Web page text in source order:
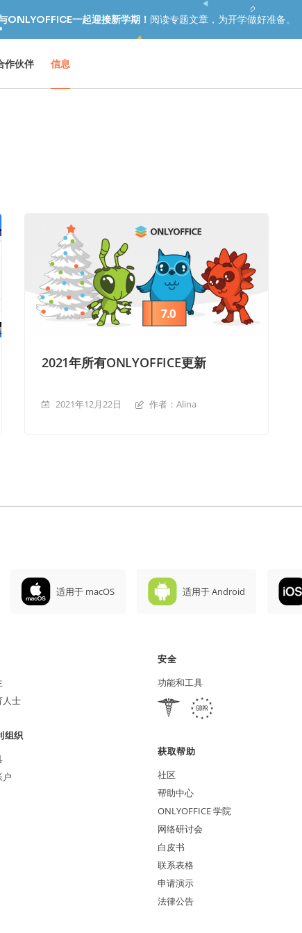
ONLYOFFICE一起迎接新学期！ 阅读专题文章，为开学做好准备。
作伙伴 信息
2021年所有ONLYOFFICE更新
2021年12月22日 作者：Alina
适用于 macOS 适用于 Android
人士
组织
户
安全
功能和工具
获取帮助
社区
帮助中心
ONLYOFFICE 学院
网络研讨会
白皮书
联系表格
申请演示
法律公告